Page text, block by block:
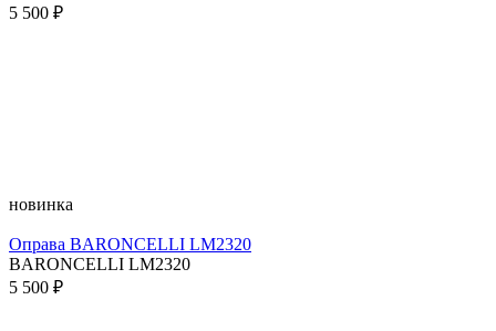
5 500 ₽
новинка
Оправа BARONCELLI LM2320
BARONCELLI LM2320
5 500 ₽